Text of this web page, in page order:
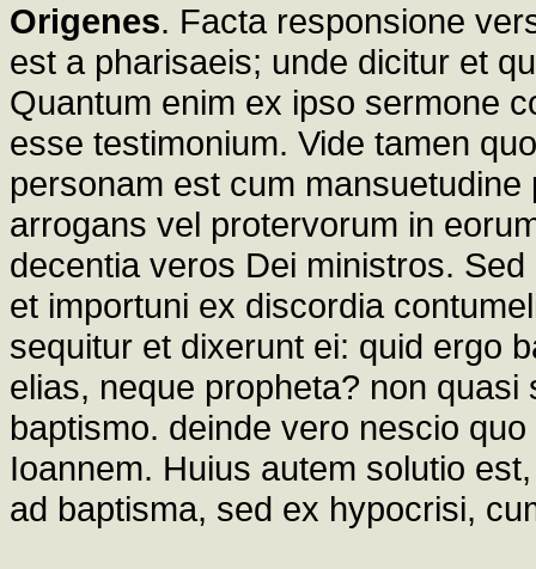
Origenes. Facta responsione
est a pharisaeis; unde dicitur et
Quantum enim ex ipso sermone
esse testimonium. Vide tamen
personam est cum
arrogans vel protervorum in
decentia veros Dei ministros.
et importuni ex discordia
sequitur et dixerunt ei: quid ergo
elias, neque propheta? non
baptismo. deinde vero nescio
Ioannem. Huius autem solutio
ad baptisma, sed ex hypocrisi,